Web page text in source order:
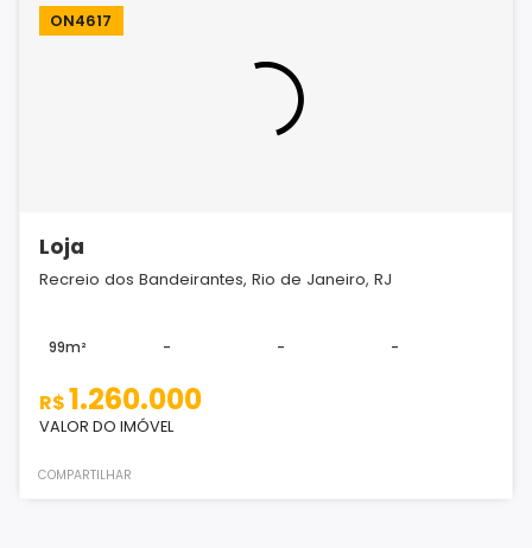
ON4617
Loja
Recreio dos Bandeirantes, Rio de Janeiro, RJ
99m² - - -
R$1.260.000
VALOR DO IMÓVEL
COMPARTILHAR